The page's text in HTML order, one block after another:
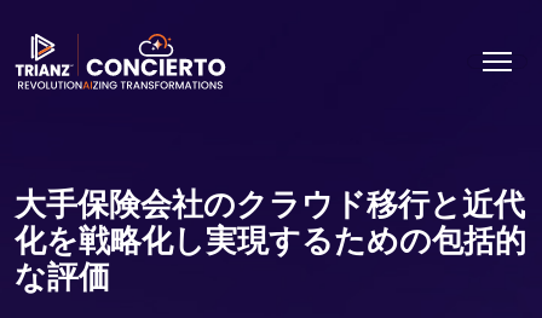
大手保険会社のクラウド移行と近代
化を戦略化し実現するための包括的
な評価